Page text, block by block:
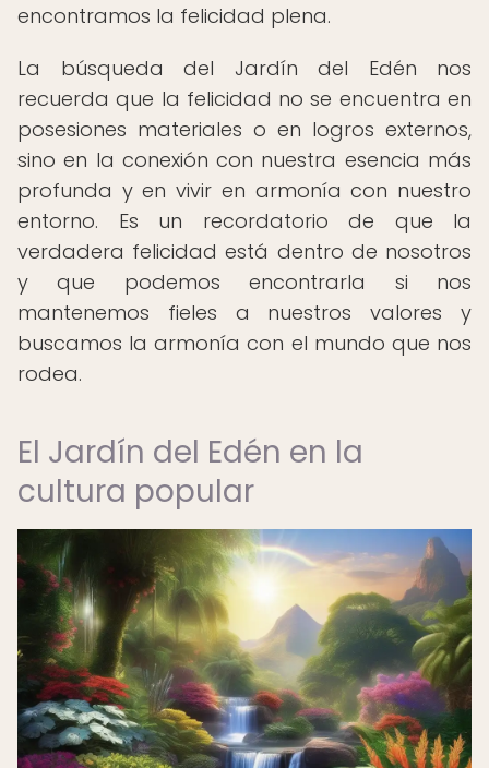
encontramos la felicidad plena.
La búsqueda del Jardín del Edén nos
recuerda que la felicidad no se encuentra en
posesiones materiales o en logros externos,
sino en la conexión con nuestra esencia más
profunda y en vivir en armonía con nuestro
entorno. Es un recordatorio de que la
verdadera felicidad está dentro de nosotros
y que podemos encontrarla si nos
mantenemos fieles a nuestros valores y
buscamos la armonía con el mundo que nos
rodea.
El Jardín del Edén en la
cultura popular